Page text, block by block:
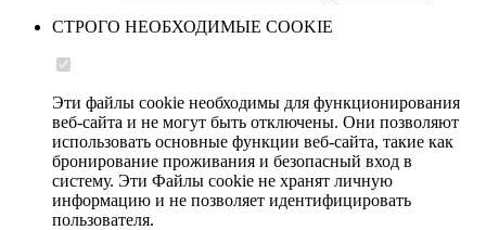
СТРОГО НЕОБХОДИМЫЕ COOKIE
Эти файлы cookie необходимы для функционирования
веб-сайта и не могут быть отключены. Они позволяют
использовать основные функции веб-сайта, такие как
бронирование проживания и безопасный вход в
систему. Эти Файлы cookie не хранят личную
информацию и не позволяет идентифицировать
пользователя.